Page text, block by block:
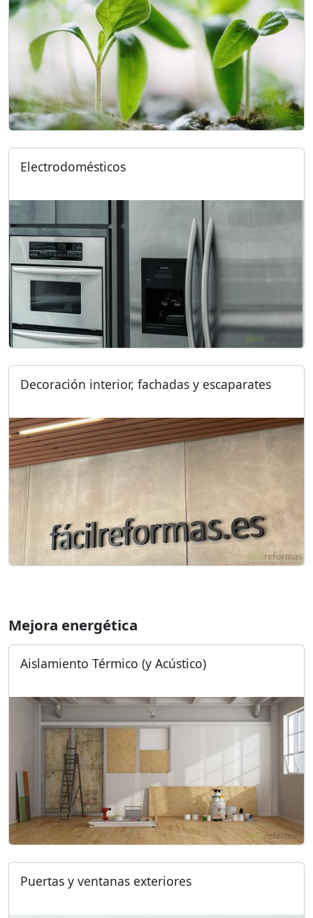
Electrodomésticos
Decoración interior, fachadas y escaparates
Mejora energética
Aislamiento Térmico (y Acústico)
Puertas y ventanas exteriores